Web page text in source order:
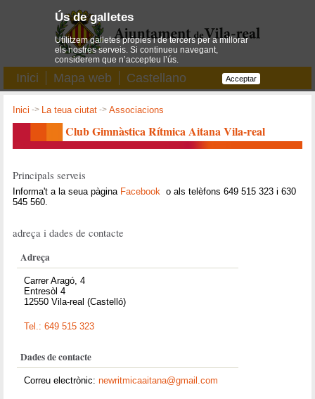
Inici Mapa web Castellano
Inici -> La teua ciutat ->Associacions
Club Gimnàstica Rítmica Aitana Vila-real
Principals serveis
Informa't a la seua pàgina Facebook o als telèfons 649 515 323 i 630
545 560.
adreça i dades de contacte
Adreça
Carrer Aragó, 4
Entresòl 4
12550 Vila-real (Castelló)
Tel.: 649 515 323
Dades de contacte
Correu electrònic:newritmicaaitana@gmail.com
Ús de galletes
Utilitzem galletes pròpies i de tercers per a millorar
els nostres serveis. Si continueu navegant,
considerem que n’accepteu l’ús.
Acceptar